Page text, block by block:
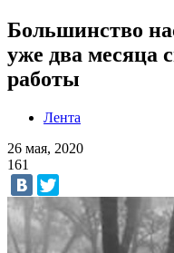
Большинство
уже два месяца
работы
Лента
26 мая, 2020
161